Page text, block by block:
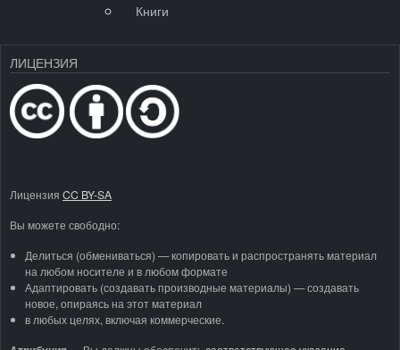
Книги
ЛИЦЕНЗИЯ
Лицензия CC BY-SA
Вы можете свободно:
Делиться (обмениваться) — копировать и распространять материал
на любом носителе и в любом формате
Адаптировать (создавать производные материалы) — создавать
новое, опираясь на этот материал
в любых целях, включая коммерческие.